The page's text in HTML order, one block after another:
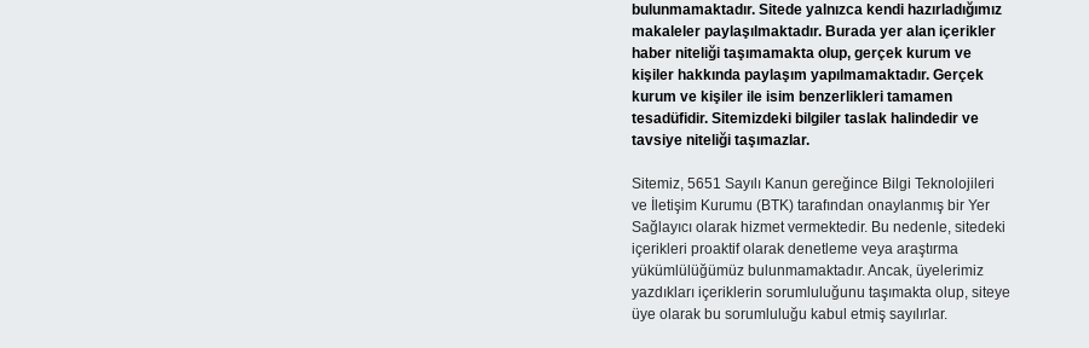
bulunmamaktadır. Sitede yalnızca kendi hazırladığımız
makaleler paylaşılmaktadır. Burada yer alan içerikler
haber niteliği taşımamakta olup, gerçek kurum ve
kişiler hakkında paylaşım yapılmamaktadır. Gerçek
kurum ve kişiler ile isim benzerlikleri tamamen
tesadüfidir. Sitemizdeki bilgiler taslak halindedir ve
tavsiye niteliği taşımazlar.
Sitemiz, 5651 Sayılı Kanun gereğince Bilgi Teknolojileri
ve İletişim Kurumu (BTK) tarafından onaylanmış bir Yer
Sağlayıcı olarak hizmet vermektedir. Bu nedenle, sitedeki
içerikleri proaktif olarak denetleme veya araştırma
yükümlülüğümüz bulunmamaktadır. Ancak, üyelerimiz
yazdıkları içeriklerin sorumluluğunu taşımakta olup, siteye
üye olarak bu sorumluluğu kabul etmiş sayılırlar.